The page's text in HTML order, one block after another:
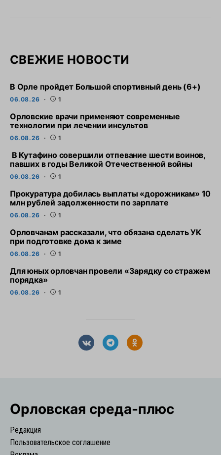
СВЕЖИЕ НОВОСТИ
В Орле пройдет Большой спортивный день (6+)
06.08.26 1
Орловские врачи применяют современные
технологии при лечении инсультов
06.08.26 1
В Кутафино совершили отпевание шести воинов,
павших в годы Великой Отечественной войны
06.08.26 1
Прокуратура добилась выплаты «дорожникам» 10
млн рублей задолженности по зарплате
06.08.26 1
Орловчанам рассказали, что обязана сделать УК
при подготовке дома к зиме
06.08.26 1
Для юных орловчан провели «Зарядку со стражем
порядка»
06.08.26 1
Орловская cреда-плюс
Редакция
Пользовательское соглашение